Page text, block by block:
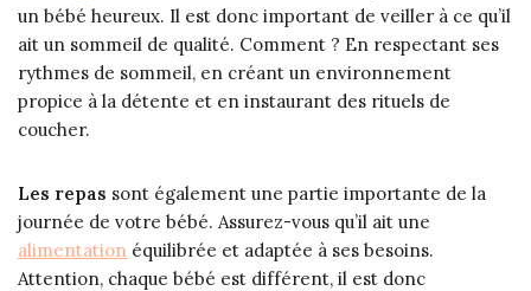
un bébé heureux. Il est donc important de veiller à ce qu’il
ait un sommeil de qualité. Comment ? En respectant ses
rythmes de sommeil, en créant un environnement
propice à la détente et en instaurant des rituels de
coucher.
Les repas sont également une partie importante de la
journée de votre bébé. Assurez-vous qu’il ait une
alimentation équilibrée et adaptée à ses besoins.
Attention, chaque bébé est différent, il est donc